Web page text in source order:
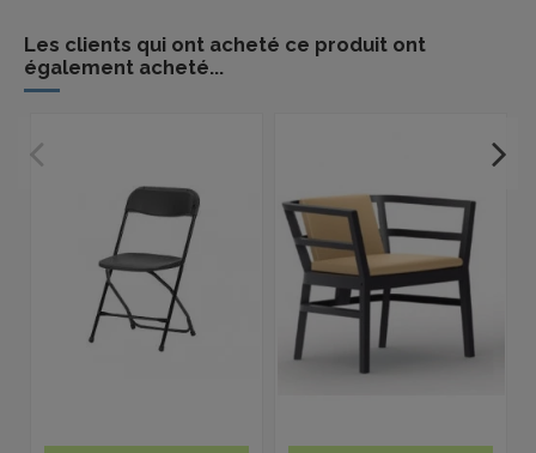
Les clients qui ont acheté ce produit ont
également acheté...